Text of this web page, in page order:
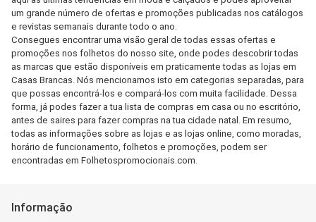
um grande número de ofertas e promoções publicadas nos catálogos
e revistas semanais durante todo o ano.
Consegues encontrar uma visão geral de todas essas ofertas e
promoções nos folhetos do nosso site, onde podes descobrir todas
as marcas que estão disponíveis em praticamente todas as lojas em
Casas Brancas. Nós mencionamos isto em categorias separadas, para
que possas encontrá-los e compará-los com muita facilidade. Dessa
forma, já podes fazer a tua lista de compras em casa ou no escritório,
antes de saires para fazer compras na tua cidade natal. Em resumo,
todas as informações sobre as lojas e as lojas online, como moradas,
horário de funcionamento, folhetos e promoções, podem ser
encontradas em Folhetospromocionais.com.
Informação